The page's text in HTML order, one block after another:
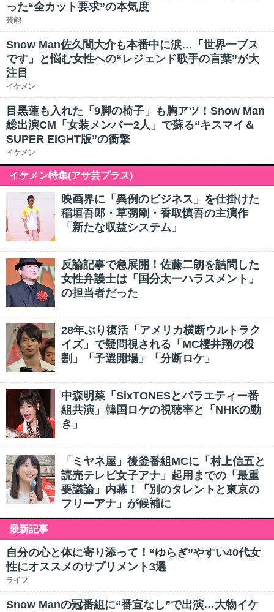
った“全カット要求”の本気度
芸能
Snow Man佐久間大介も本番中に涙…「世界一ブス
です」と悩む女性への“レジェンド歌手の言葉”が大
注目
イケメン
目黒蓮も入れた「9脚の椅子」も胸アツ！Snow Man
総出演CM「女装メンバー2人」で蘇る“キスマイ＆
SUPER EIGHT版”の衝撃
イケメン
イケメン特集(アサ芸プラス)
映画界に「異例のビジネス」を仕掛けた
稲垣吾郎・草彅剛・香取慎吾の主演作
「新たな収益システム」
反論記事で急展開！佐藤二朗を詰問した
女性弁護士は「国分太一ハラスメント」
の担当者だった
28年ぶり復活「アメリカ横断ウルトラク
イズ」で疑問視される「MC櫻井翔の役
割」「予選開場」「分断ロケ」
中森明菜「SixTONESとバラエティー番
組共演」韓国ロケの視聴率と「NHKの動
き」
「ミヤネ屋」後釜番組MCに「村上信五と
読売テレビ女子アナ」起用までの「最重
要議論」内幕！「別のタレントと東京の
フリーアナ」が候補に
最新記事
自分の心と体に寄り添って！“ゆらぎ”やすい40代女
性にオススメのサプリメント3選
ライフ
Snow Manの冠番組に“番宣なし”で出演…大物イケ